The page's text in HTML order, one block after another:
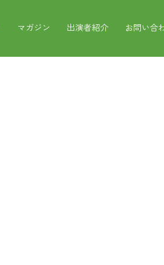
マガジン 出演者紹介 お問い合